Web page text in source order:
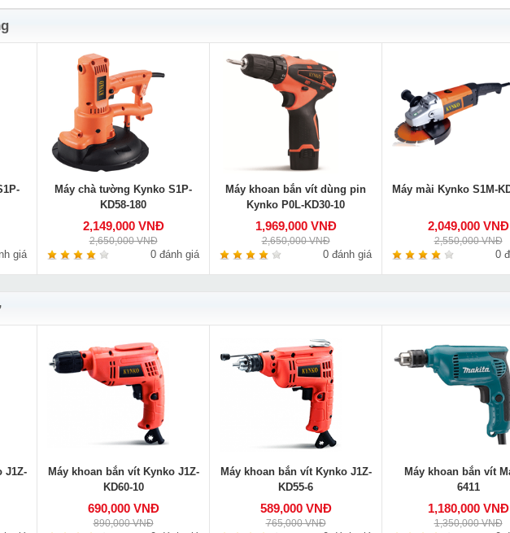
giá
Máy chà tường Kynko S1P-
KD58-180
2,149,000 VNĐ
2,650,000 VNĐ
0 đánh giá
Máy khoan bắn vít dùng pin
Kynko P0L-KD30-10
1,969,000 VNĐ
2,650,000 VNĐ
0 đánh giá
Máy mài Kynko S1M-
2,049,000 VNĐ
2,550,000 VNĐ
0
J1Z-
Máy khoan bắn vít Kynko J1Z-
KD60-10
690,000 VNĐ
890,000 VNĐ
Máy khoan bắn vít Kynko J1Z-
KD55-6
589,000 VNĐ
765,000 VNĐ
Máy khoan bắn vít
6411
1,180,000 VNĐ
1,350,000 VNĐ